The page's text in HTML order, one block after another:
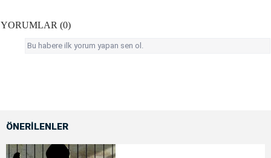
YORUMLAR (0)
Bu habere ilk yorum yapan sen ol.
ÖNERİLENLER